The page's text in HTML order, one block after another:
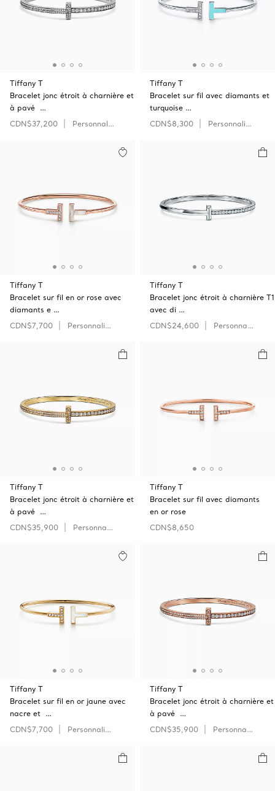
Tiffany T
Bracelet jonc étroit à charnière et
à pavé …
CDN$37,200
Personnaliser
Tiffany T
Bracelet sur fil avec diamants et
turquoise …
CDN$8,300
Personnaliser
Tiffany T
Bracelet sur fil en or rose avec
diamants e …
CDN$7,700
Personnaliser
Tiffany T
Bracelet jonc étroit à charnière T1
avec di …
CDN$24,600
Personnaliser
Tiffany T
Bracelet jonc étroit à charnière et
à pavé …
CDN$35,900
Personnaliser
Tiffany T
Bracelet sur fil avec diamants
en or rose
CDN$8,650
Tiffany T
Bracelet sur fil en or jaune avec
nacre et …
CDN$7,700
Personnaliser
Tiffany T
Bracelet jonc étroit à charnière et
à pavé …
CDN$35,900
Personnaliser